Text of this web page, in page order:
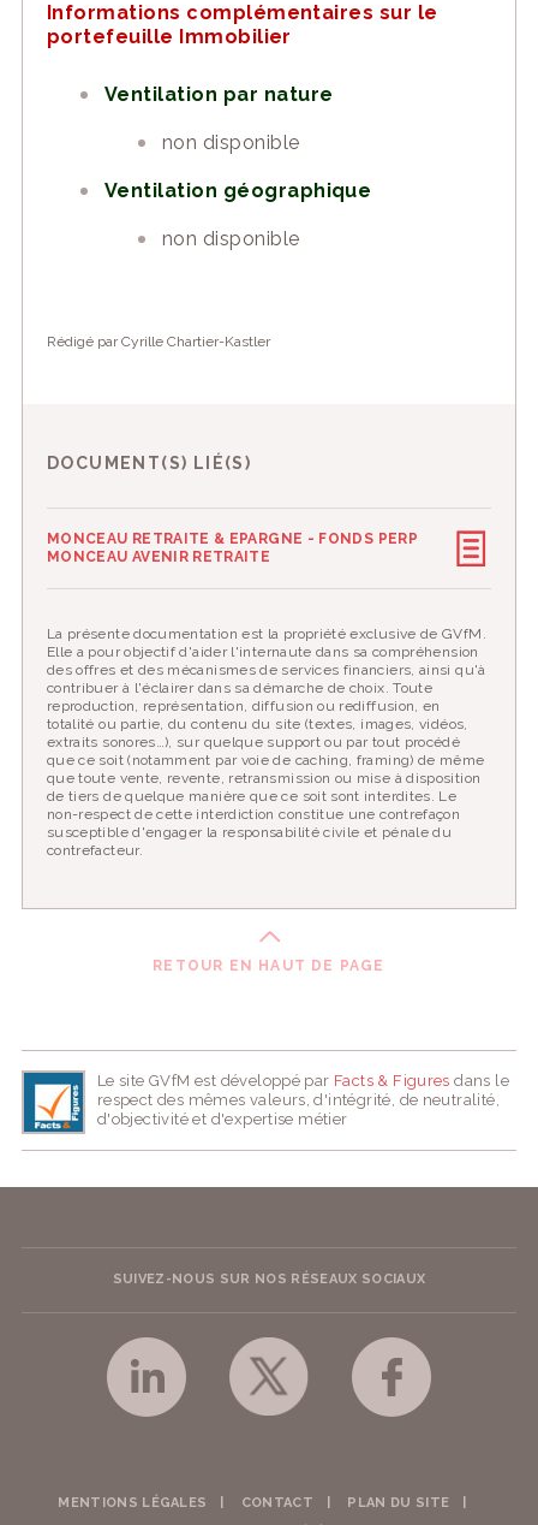
Informations complémentaires sur le
portefeuille Immobilier
Ventilation par nature
non disponible
Ventilation géographique
non disponible
Rédigé par Cyrille Chartier-Kastler
DOCUMENT(S) LIÉ(S)
MONCEAU RETRAITE & EPARGNE - FONDS PERP
MONCEAU AVENIR RETRAITE
La présente documentation est la propriété exclusive de GVfM.
Elle a pour objectif d'aider l'internaute dans sa compréhension
des offres et des mécanismes de services financiers, ainsi qu'à
contribuer à l'éclairer dans sa démarche de choix. Toute
reproduction, représentation, diffusion ou rediffusion, en
totalité ou partie, du contenu du site (textes, images, vidéos,
extraits sonores…), sur quelque support ou par tout procédé
que ce soit (notamment par voie de caching, framing) de même
que toute vente, revente, retransmission ou mise à disposition
de tiers de quelque manière que ce soit sont interdites. Le
non-respect de cette interdiction constitue une contrefaçon
susceptible d'engager la responsabilité civile et pénale du
contrefacteur.
RETOUR EN HAUT DE PAGE
Le site GVfM est développé par Facts & Figures dans le
respect des mêmes valeurs, d'intégrité, de neutralité,
d'objectivité et d'expertise métier
SUIVEZ-NOUS SUR NOS RÉSEAUX SOCIAUX
MENTIONS LÉGALES CONTACT PLAN DU SITE